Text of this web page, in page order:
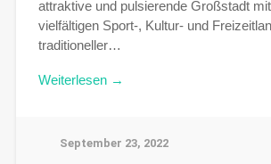
attraktive und pulsierende Großstadt
vielfältigen Sport-, Kultur- und
traditioneller…
Weiterlesen →
September 23, 2022